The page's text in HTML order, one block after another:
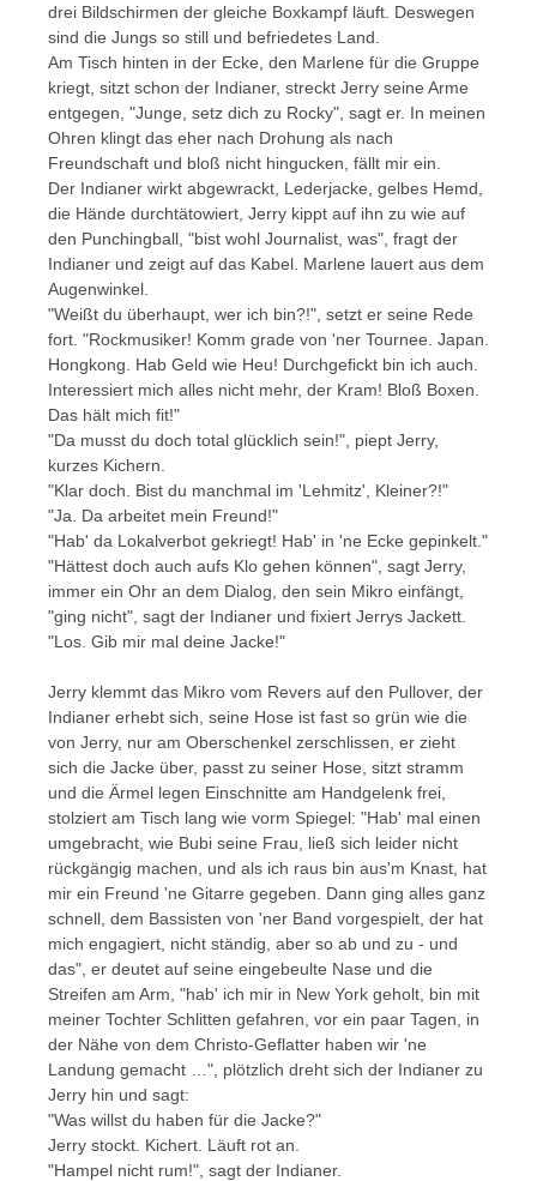
drei Bildschirmen der gleiche Boxkampf läuft. Deswegen
sind die Jungs so still und befriedetes Land.
Am Tisch hinten in der Ecke, den Marlene für die Gruppe
kriegt, sitzt schon der Indianer, streckt Jerry seine Arme
entgegen, "Junge, setz dich zu Rocky", sagt er. In meinen
Ohren klingt das eher nach Drohung als nach
Freundschaft und bloß nicht hingucken, fällt mir ein.
Der Indianer wirkt abgewrackt, Lederjacke, gelbes Hemd,
die Hände durchtätowiert, Jerry kippt auf ihn zu wie auf
den Punchingball, "bist wohl Journalist, was", fragt der
Indianer und zeigt auf das Kabel. Marlene lauert aus dem
Augenwinkel.
"Weißt du überhaupt, wer ich bin?!", setzt er seine Rede
fort. "Rockmusiker! Komm grade von 'ner Tournee. Japan.
Hongkong. Hab Geld wie Heu! Durchgefickt bin ich auch.
Interessiert mich alles nicht mehr, der Kram! Bloß Boxen.
Das hält mich fit!"
"Da musst du doch total glücklich sein!", piept Jerry,
kurzes Kichern.
"Klar doch. Bist du manchmal im 'Lehmitz', Kleiner?!"
"Ja. Da arbeitet mein Freund!"
"Hab' da Lokalverbot gekriegt! Hab' in 'ne Ecke gepinkelt."
"Hättest doch auch aufs Klo gehen können", sagt Jerry,
immer ein Ohr an dem Dialog, den sein Mikro einfängt,
"ging nicht", sagt der Indianer und fixiert Jerrys Jackett.
"Los. Gib mir mal deine Jacke!"
Jerry klemmt das Mikro vom Revers auf den Pullover, der
Indianer erhebt sich, seine Hose ist fast so grün wie die
von Jerry, nur am Oberschenkel zerschlissen, er zieht
sich die Jacke über, passt zu seiner Hose, sitzt stramm
und die Ärmel legen Einschnitte am Handgelenk frei,
stolziert am Tisch lang wie vorm Spiegel: "Hab' mal einen
umgebracht, wie Bubi seine Frau, ließ sich leider nicht
rückgängig machen, und als ich raus bin aus'm Knast, hat
mir ein Freund 'ne Gitarre gegeben. Dann ging alles ganz
schnell, dem Bassisten von 'ner Band vorgespielt, der hat
mich engagiert, nicht ständig, aber so ab und zu - und
das", er deutet auf seine eingebeulte Nase und die
Streifen am Arm, "hab' ich mir in New York geholt, bin mit
meiner Tochter Schlitten gefahren, vor ein paar Tagen, in
der Nähe von dem Christo-Geflatter haben wir 'ne
Landung gemacht …", plötzlich dreht sich der Indianer zu
Jerry hin und sagt:
"Was willst du haben für die Jacke?"
Jerry stockt. Kichert. Läuft rot an.
"Hampel nicht rum!", sagt der Indianer.